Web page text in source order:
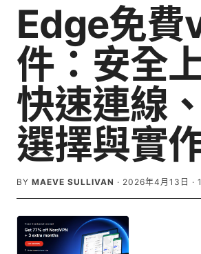
Edge免費
件：安全
快速連線
選擇與實
BY MAEVE SULLIVAN · 2026年4月13日 · 1